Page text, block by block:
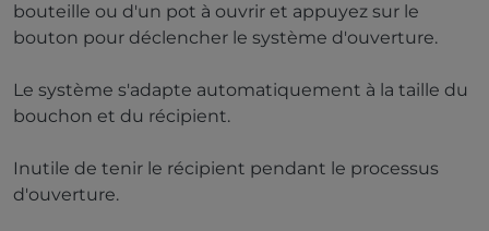
bouteille ou d'un pot à ouvrir et appuyez sur le
bouton pour déclencher le système d'ouverture.
Le système s'adapte automatiquement à la taille du
bouchon et du récipient.
Inutile de tenir le récipient pendant le processus
d'ouverture.